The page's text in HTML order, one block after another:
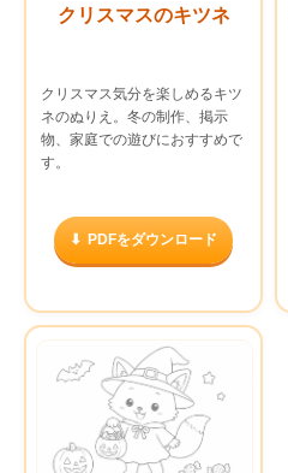
クリスマスのキツネ
クリスマス気分を楽しめるキツ
ネのぬりえ。冬の制作、掲示
物、家庭での遊びにおすすめで
す。
PDFをダウンロード